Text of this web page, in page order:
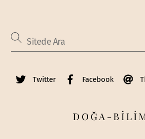
Twitter Facebook
DOĞA-